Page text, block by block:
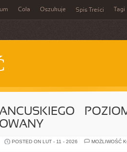
Cola Oszukuje Spis Treści Tagi
–
POSTED ON LUT - 11 - 2026
MOŻLIWOŚĆ